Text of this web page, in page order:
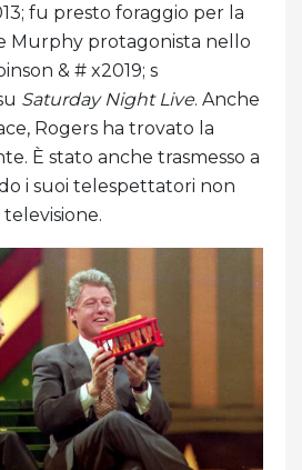
fu presto foraggio per la
Murphy protagonista nello
& # x2019; s
Saturday Night Live. Anche
Rogers ha trovato la
È stato anche trasmesso a
i suoi telespettatori non